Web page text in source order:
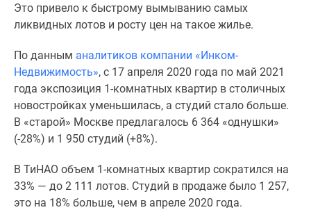
застройщики
Панорамы
Видеообзор
новостроек
Экспертиза
новостроек
Экология
Москвы
Подмосковья
Студии
Это привело к быстрому вымыванию самых
ликвидных лотов и росту цен на такое жилье.
По данным аналитиков компании «Инком-
Недвижимость», с 17 апреля 2020 года по май 2021
года экспозиция 1-комнатных квартир в столичных
новостройках уменьшилась, а студий стало больше.
В «старой» Москве предлагалось 6 364 «однушки»
(-28%) и 1 950 студий (+8%).
В ТиНАО объем 1-комнатных квартир сократился на
33% — до 2 111 лотов. Студий в продаже было 1 257,
это на 18% больше, чем в апреле 2020 года.